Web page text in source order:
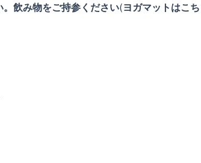
飲み物をご持参ください(ヨガマットはこ